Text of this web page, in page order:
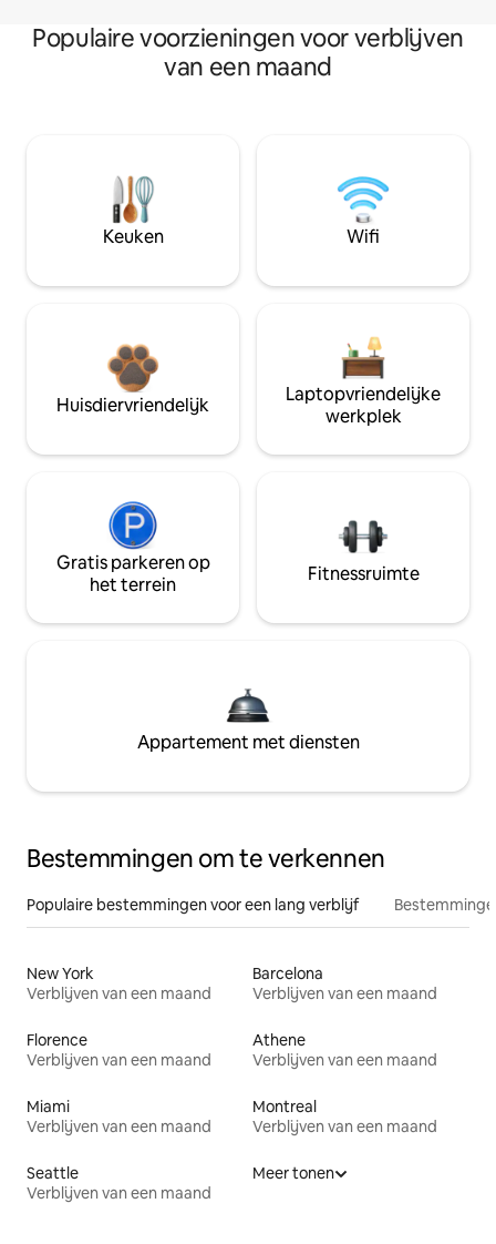
Populaire voorzieningen voor verblijven
van een maand
Keuken Wifi
Huisdiervriendelijk
Laptopvriendelijke
werkplek
Gratis parkeren op
het terrein
Fitnessruimte
Appartement met diensten
Bestemmingen om te verkennen
Populaire bestemmingen voor een lang verblijf
New York
Verblijven van een maand
Barcelona
Verblijven van een maand
Florence
Verblijven van een maand
Athene
Verblijven van een maand
Miami
Verblijven van een maand
Montreal
Verblijven van een maand
Seattle
Verblijven van een maand
Meer tonen